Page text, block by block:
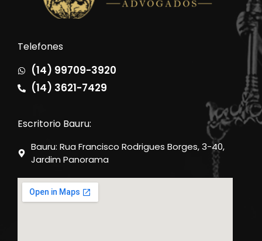
Telefones
(14) 99709-3920
(14) 3621-7429
Escritorio Bauru:
Bauru: Rua Francisco Rodrigues Borges, 3-40,
Jardim Panorama